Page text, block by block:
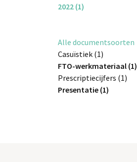
2022 (1)
Alle documentsoorten
Casuïstiek (1)
FTO-werkmateriaal (1)
Prescriptiecijfers (1)
Presentatie (1)